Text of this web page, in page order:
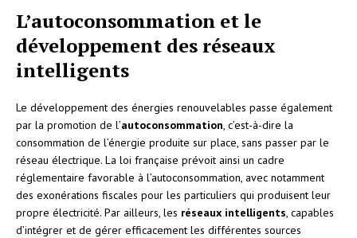
L’autoconsommation et le
développement des réseaux
intelligents
Le développement des énergies renouvelables passe également
par la promotion de l’autoconsommation, c’est-à-dire la
consommation de l’énergie produite sur place, sans passer par le
réseau électrique. La loi française prévoit ainsi un cadre
réglementaire favorable à l’autoconsommation, avec notamment
des exonérations fiscales pour les particuliers qui produisent leur
propre électricité. Par ailleurs, les réseaux intelligents, capables
d’intégrer et de gérer efficacement les différentes sources